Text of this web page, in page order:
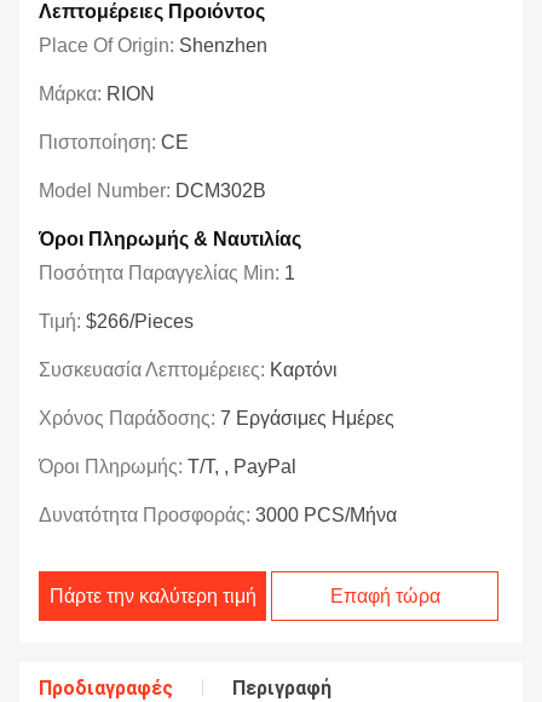
Λεπτομέρειες Προιόντος
Place Of Origin: Shenzhen
Μάρκα: RION
Πιστοποίηση: CE
Model Number: DCM302B
Όροι Πληρωμής & Ναυτιλίας
Ποσότητα Παραγγελίας Min: 1
Τιμή: $266/Pieces
Συσκευασία Λεπτομέρειες: Καρτόνι
Χρόνος Παράδοσης: 7 Εργάσιμες Ημέρες
Όροι Πληρωμής: T/T, , PayPal
Δυνατότητα Προσφοράς: 3000 PCS/μήνα
Πάρτε την καλύτερη τιμή Επαφή τώρα
Προδιαγραφές Περιγραφή